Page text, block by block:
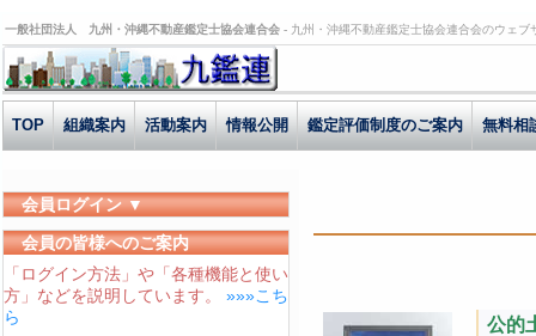
一般社団法人 九州・沖縄不動産鑑定士協会連合会 - 九州・沖縄不動産鑑定士協会連合会のウェ
TOP 組織案内 活動案内 情報公開 鑑定評価制度のご案内 無料相
公的
会員ログイン ▼
ユーザーID
パスワード
会員の皆様へのご案内
「ログイン方法」や「各種機能と使い
方」などを説明しています。 »»»こち
ら